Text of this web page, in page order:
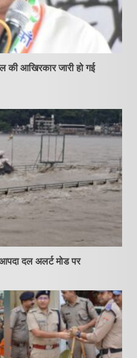
की आखिरकार जारी हो गई
दल अलर्ट मोड पर